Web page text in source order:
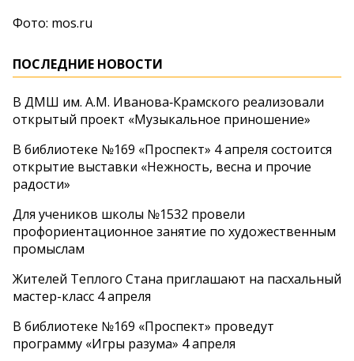
Фото: mos.ru
ПОСЛЕДНИЕ НОВОСТИ
В ДМШ им. А.М. Иванова‑Крамского реализовали
открытый проект «Музыкальное приношение»
В библиотеке №169 «Проспект» 4 апреля состоится
открытие выставки «Нежность, весна и прочие
радости»
Для учеников школы №1532 провели
профориентационное занятие по художественным
промыслам
Жителей Теплого Стана приглашают на пасхальный
мастер-класс 4 апреля
В библиотеке №169 «Проспект» проведут
программу «Игры разума» 4 апреля